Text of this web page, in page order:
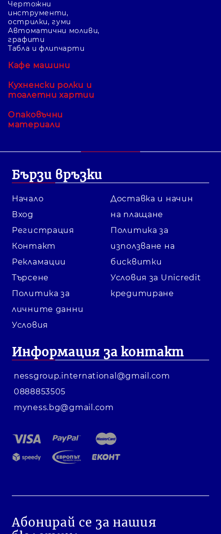
Чертожни
инструменти,
острилки, гуми
Автоматични моливи,
графити
Табла и флипчарти
Кафе машини
Кухненски ролки и
тоалетни хартии
Опаковъчни
материали
Бързи връзки
Начало
Вход
Регистрация
Контакт
Рекламации
Търсене
Политика за
личните данни
Условия
Доставка и начин
на плащане
Политика за
използване на
бисквитки
Условия за Unicredit
кредитиране
Информация за контакт
nessgroup.international@gmail.com
0888853505
myness.bg@gmail.com
Абонирай се за нашия